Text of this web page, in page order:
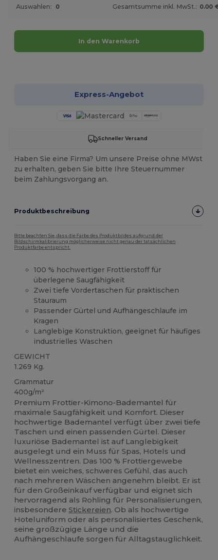
Auswahlen: 0 Gesamtsumme inkl. MwSt.: 0.00
In den Warenkorb
Express-Angebot
Schneller Versand
Haben Sie eine Firma? Um unsere Preise ohne MWst
zu erhalten, geben Sie bitte Ihre Steuernummer
beim Zahlungsvorgang an.
Produktbeschreibung
Bitte beachten Sie, dass die Farbe des Produktbildes aufgrund der
Bildschirmkalibrierung möglicherweise nicht genau der tatsächlichen
Produktfarbe entspricht.
100 % hochwertiger Frottierstoff für
überlegene Saugfähigkeit
Zwei tiefe Vordertaschen für praktischen
Stauraum
Passender Gürtel und Aufhängeschlaufe im
Kragen
Langlebige Konstruktion, geeignet für häufiges
industrielles Waschen
GEWICHT
1.269 Kg.
Grammatur
400g/m²
Premium Frottier-Kimono-Bademantel für
maximale Saugfähigkeit und Komfort. Dieser
hochwertige Bademantel verfügt über zwei tiefe
Taschen und einen passenden Gürtel. Dieser
luxuriöse Bademantel ist auf Langlebigkeit
ausgelegt und ein Muss für Spas, Hotels und
Wellnesszentren. Das 100 % Frottiergewebe
bietet ein weiches, schweres Gefühl, das auch
nach mehreren Wäschen angenehm bleibt. Er ist
für den Großeinkauf verfügbar und eignet sich
hervorragend als Rohling für Personalisierungen,
insbesondereStickereien. Ob als hochwertige
Hoteluniform oder als personalisiertes Geschenk,
seine großzügige Länge und die
Aufhängeschlaufe sorgen für Alltagstauglichkeit.